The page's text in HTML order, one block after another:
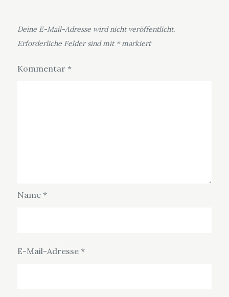
Deine E-Mail-Adresse wird nicht veröffentlicht.
Erforderliche Felder sind mit *markiert
Kommentar *
Name *
E-Mail-Adresse *